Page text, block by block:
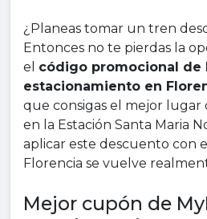
¿Planeas tomar un tren
Entonces no te pierdas la
el código promocional de
estacionamiento en
que consigas el mejor lugar
en la Estación Santa Maria
aplicar este descuento con
Florencia se vuelve
Mejor cupón de